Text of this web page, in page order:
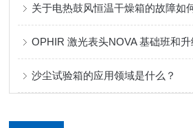
关于电热鼓风恒温干燥箱的故障如
OPHIR 激光表头NOVA 基础班和升
沙尘试验箱的应用领域是什么？